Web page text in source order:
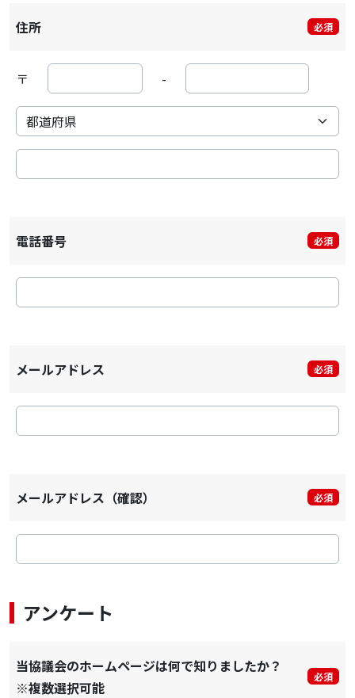
住所 必須
〒 -
電話番号 必須
メールアドレス 必須
メールアドレス（確認） 必須
アンケート
当協議会のホームページは何で知りましたか？
※複数選択可能
必須